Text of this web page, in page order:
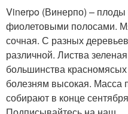
Vinerpo (Винерпо) –
фиолетовыми полосами.
сочная. С разных
различной. Листва
большинства красномясых
болезням высокая. Масса
собирают в конце